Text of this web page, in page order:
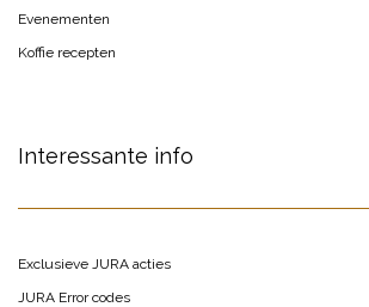
Evenementen
Koffie recepten
Interessante info
Exclusieve JURA acties
JURA Error codes